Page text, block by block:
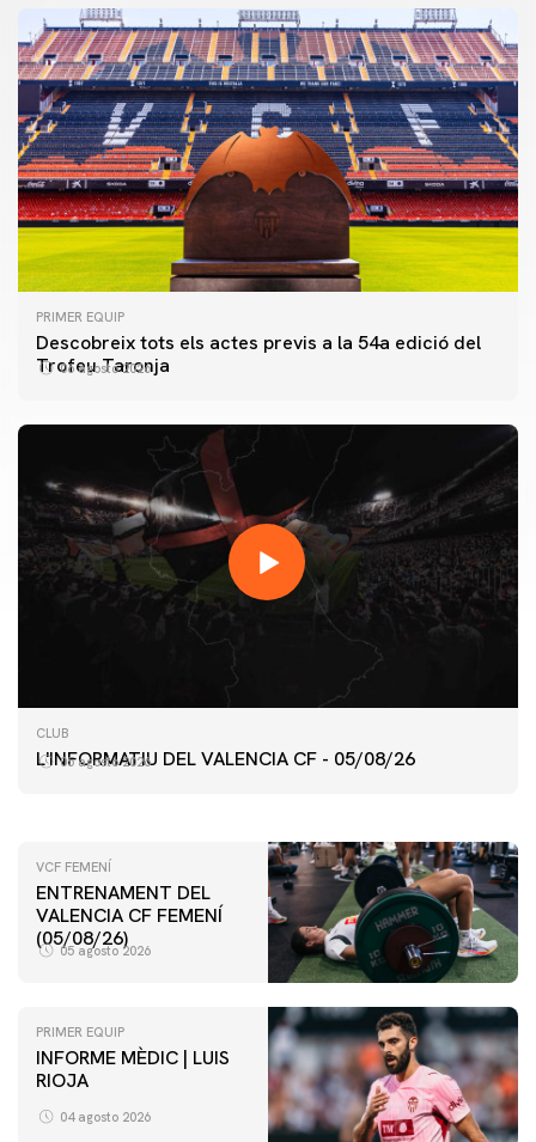
PRIMER EQUIP
Descobreix tots els actes previs a la 54a edició del
Trofeu Taronja
06 agosto 2026
CLUB
L'INFORMATIU DEL VALENCIA CF - 05/08/26
05 agosto 2026
PRIMER EQUIP
ENTRENAMENT DEL VALENCIA CF 5/8/2026
VCF FEMENÍ
ENTRENAMENT DEL
VALENCIA CF FEMENÍ
(05/08/26)
05 agosto 2026
PRIMER EQUIP
INFORME MÈDIC | LUIS
RIOJA
04 agosto 2026
VCF FEMENÍ
ENTRENAMENT DEL VALENCIA CF FEMENÍ (04/08/26)